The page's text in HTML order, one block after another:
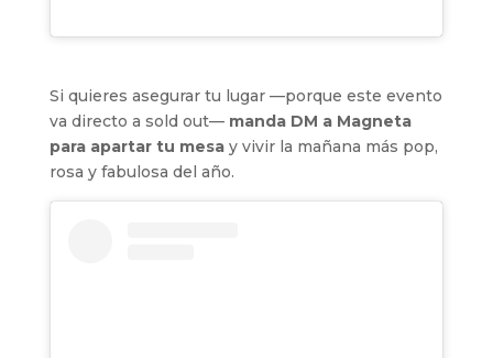
Si quieres asegurar tu lugar —porque este evento
va directo a sold out— manda DM a Magneta
para apartar tu mesay vivir la mañana más pop,
rosa y fabulosa del año.